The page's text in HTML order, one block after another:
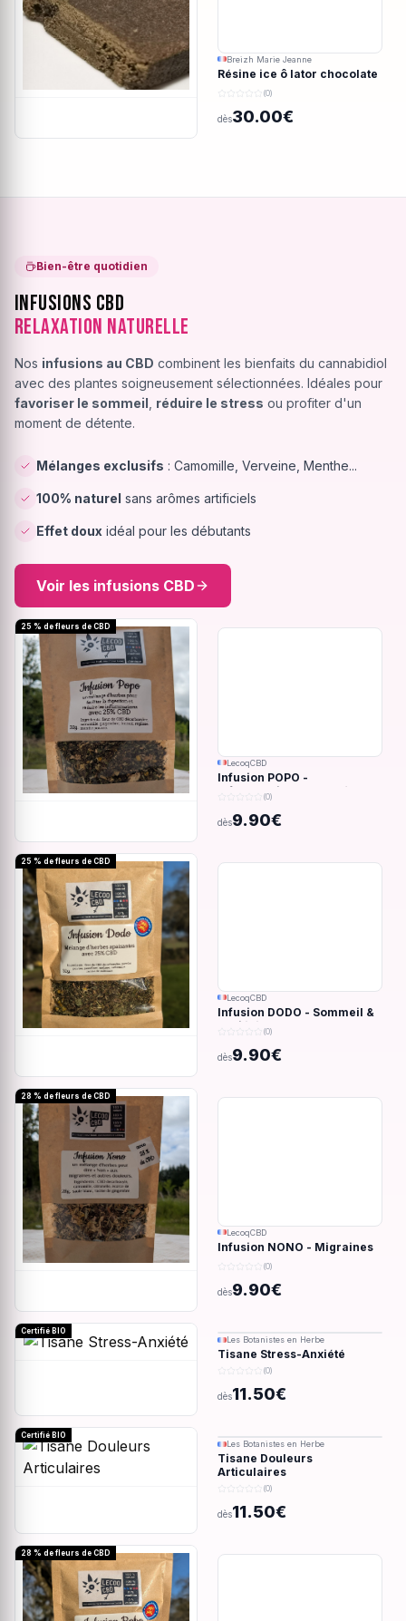
Breizh Marie Jeanne
Résine ice ô lator chocolate
covered strawberry CBD
(0)
dès30.00€
Bien-être quotidien
Infusions CBD
Relaxation Naturelle
Nos infusions au CBD combinent les bienfaits du cannabidiol
avec des plantes soigneusement sélectionnées. Idéales pour
favoriser le sommeil réduire le stress ou profiter d'un
moment de détente.
Mélanges exclusifs : Camomille, Verveine, Menthe...
100% naturel sans arômes artificiels
Effet doux idéal pour les débutants
Voir les infusions CBD
25 % de fleurs de CBD
LecoqCBD
Infusion POPO -
Inflammations du système
digestif - 32g
(0)
dès9.90€
25 % de fleurs de CBD
LecoqCBD
Infusion DODO - Sommeil &
anxiété - 32g
(0)
dès9.90€
28 % de fleurs de CBD
LecoqCBD
Infusion NONO - Migraines
& douleurs - 28g
(0)
dès9.90€
Certifié BIO
Les Botanistes en Herbe
Tisane Stress-Anxiété
(0)
dès11.50€
Certifié BIO
Les Botanistes en Herbe
Tisane Douleurs
Articulaires
(0)
dès11.50€
28 % de fleurs de CBD